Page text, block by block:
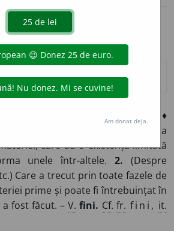
Care are o existență limitată. ♦
Categorie filozofică ce se referă la
care au o existență limitată
unele într-altele.2. (Despre
Care a trecut prin toate fazele de
prime și poate fi întrebuințat în
a fost făcut. –V. fini. Cf. fr. fini, it.
Am donat deja.